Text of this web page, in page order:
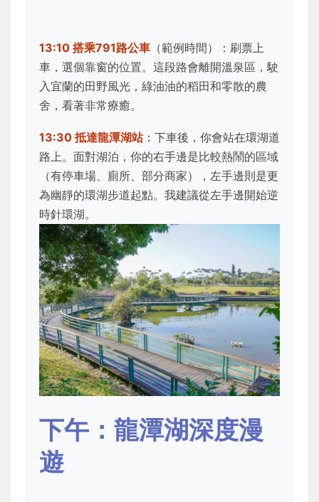
13:10 搭乘791路公車 （範例時間）：刷票上
車，選個靠窗的位置。這段路會離開溫泉區，駛
入宜蘭的田野風光，綠油油的稻田和零散的農
舍，看著非常療癒。
13:30 抵達龍潭湖站：下車後，你會站在環湖道
路上。面對湖泊，你的右手邊是比較熱鬧的區域
（有停車場、廁所、部分商家），左手邊則是更
為幽靜的環湖步道起點。我建議從左手邊開始逆
時針環湖。
下午：龍潭湖深度漫
遊